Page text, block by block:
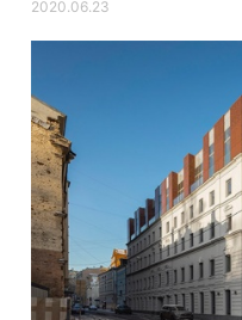
2020.06.23